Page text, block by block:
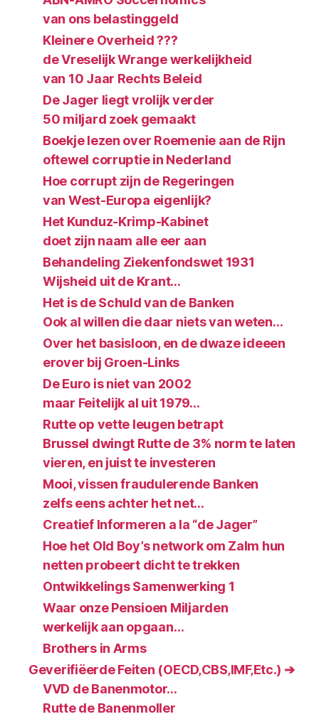
van ons belastinggeld
Kleinere Overheid ???
de Vreselijk Wrange werkelijkheid
van 10 Jaar Rechts Beleid
De Jager liegt vrolijk verder
50 miljard zoek gemaakt
Boekje lezen over Roemenie aan de Rijn
oftewel corruptie in Nederland
Hoe corrupt zijn de Regeringen
van West-Europa eigenlijk?
Het Kunduz-Krimp-Kabinet
doet zijn naam alle eer aan
Behandeling Ziekenfondswet 1931
Wijsheid uit de Krant…
Het is de Schuld van de Banken
Ook al willen die daar niets van weten…
Over het basisloon, en de dwaze ideeen
erover bij Groen-Links
De Euro is niet van 2002
maar Feitelijk al uit 1979…
Rutte op vette leugen betrapt
Brussel dwingt Rutte de 3% norm te laten
vieren, en juist te investeren
Mooi, vissen fraudulerende Banken
zelfs eens achter het net…
Creatief Informeren a la “de Jager”
Hoe het Old Boy’s network om Zalm hun
netten probeert dicht te trekken
Ontwikkelings Samenwerking 1
Waar onze Pensioen Miljarden
werkelijk aan opgaan…
Brothers in Arms
Geverifiëerde Feiten (OECD‚CBS‚IMF‚Etc.) ➔
VVD de Banenmotor…
Rutte de Banenmoller